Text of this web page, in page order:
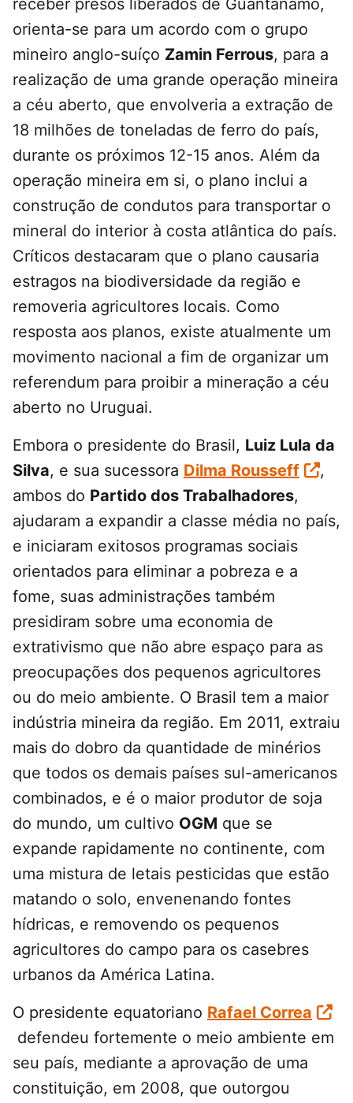
receber presos liberados de Guantánamo,
orienta-se para um acordo com o grupo
mineiro anglo-suíço Zamin Ferrous, para a
realização de uma grande operação mineira
a céu aberto, que envolveria a extração de
18 milhões de toneladas de ferro do país,
durante os próximos 12-15 anos. Além da
operação mineira em si, o plano inclui a
construção de condutos para transportar o
mineral do interior à costa atlântica do país.
Críticos destacaram que o plano causaria
estragos na biodiversidade da região e
removeria agricultores locais. Como
resposta aos planos, existe atualmente um
movimento nacional a fim de organizar um
referendum para proibir a mineração a céu
aberto no Uruguai.
Embora o presidente do Brasil, Luiz Lula da
Silva, e sua sucessora Dilma Rousseff
,
ambos do Partido dos Trabalhadores,
ajudaram a expandir a classe média no país,
e iniciaram exitosos programas sociais
orientados para eliminar a pobreza e a
fome, suas administrações também
presidiram sobre uma economia de
extrativismo que não abre espaço para as
preocupações dos pequenos agricultores
ou do meio ambiente. O Brasil tem a maior
indústria mineira da região. Em 2011, extraiu
mais do dobro da quantidade de minérios
que todos os demais países sul-americanos
combinados, e é o maior produtor de soja
do mundo, um cultivo OGM que se
expande rapidamente no continente, com
uma mistura de letais pesticidas que estão
matando o solo, envenenando fontes
hídricas, e removendo os pequenos
agricultores do campo para os casebres
urbanos da América Latina.
O presidente equatoriano Rafael Correa
defendeu fortemente o meio ambiente em
seu país, mediante a aprovação de uma
constituição, em 2008, que outorgou